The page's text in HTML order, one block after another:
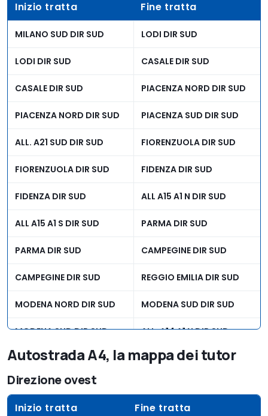
ALL. A15 A1 NORD DIR
NORD
FIDENZA DIR NORD
FIDENZA DIR NORD FIORENZUOLA DIR NORD
FIORENZUOLA DIR NORD PIACENZA SUD DIR NORD
PIACENZA SUD DIR NORD PIACENZA NORD DIR NORD
PIACENZA NORD DIR
CASALE DIR NORD
(A1 D19)
(A1 D19)
Inizio tratta Fine tratta
MILANO SUD DIR SUD LODI DIR SUD
LODI DIR SUD CASALE DIR SUD
CASALE DIR SUD PIACENZA NORD DIR SUD
PIACENZA NORD DIR SUD PIACENZA SUD DIR SUD
ALL. A21 SUD DIR SUD FIORENZUOLA DIR SUD
FIORENZUOLA DIR SUD FIDENZA DIR SUD
FIDENZA DIR SUD ALL A15 A1 N DIR SUD
ALL A15 A1 S DIR SUD PARMA DIR SUD
PARMA DIR SUD CAMPEGINE DIR SUD
CAMPEGINE DIR SUD REGGIO EMILIA DIR SUD
MODENA NORD DIR SUD MODENA SUD DIR SUD
MODENA SUD DIR SUD ALL. A14 A1 N DIR SUD
SANTA LUCIA NORD DIR
SANTA LUCIA SUD DIR SUD
MONTE SAN SAVINO DIR
SUD
VALDICHIANA DIR SUD
Autostrada A4, la mappa dei tutor
Direzione ovest
Inizio tratta Fine tratta